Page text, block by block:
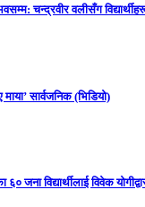
चन्द्रवीर वलीसँग
सार्वजनिक (भिडियो)
जना विद्यार्थीलाई विवेक